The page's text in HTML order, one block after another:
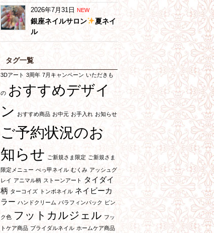
2026年7月31日 NEW
銀座ネイルサロン
夏ネイ
ル
タグ一覧
3Dアート 3周年 7月キャンペーン いただきも
の おすすめデザイ
ン
おすすめ商品 お中元 お手入れ お知らせ
ご予約状況のお
知らせ
ご新規さま限定 ご新規さま
限定メニュー べっ甲ネイル むくみ アッシュグ
レイ アニマル柄 ストーンアート
タイダイ
柄 ターコイズ トンボネイル ネイビーカ
ラー ハンドクリーム パラフィンパック ピン
ク色 フットカルジェル フッ
トケア商品 ブライダルネイル ホームケア商品